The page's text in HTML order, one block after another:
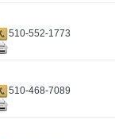
510-552-1773
510-468-7089